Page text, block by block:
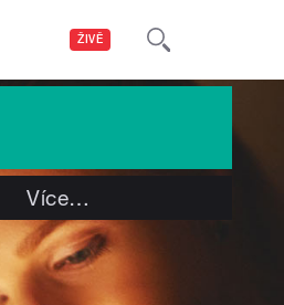
ŽIVĚ
Více…